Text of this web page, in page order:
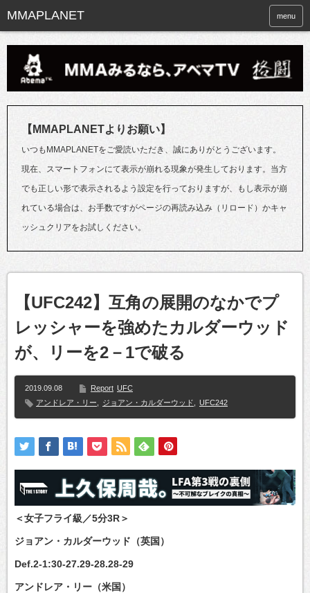
menu
【MMAPLANETよりお願い】
いつもMMAPLANETをご愛読いただき、誠にありがとうございます。
現在、スマートフォンにて表示が崩れる現象が発生しております。当方
でも正しい形で表示されるよう設定を行っておりますが、もし表示が崩
れている場合は、お手数ですがページの再読み込み（リロード）かキャ
ッシュクリアをお試しください。
【UFC242】互角の展開のなかでプ
レッシャーを強めたカルダーウッド
が、リーを2－1で破る
2019.09.08 Report UFC
アンドレア・リー
ジョアン・カルダーウッド UFC242
＜女子フライ級／5分3R＞
ジョアン・カルダーウッド（英国）
Def.2-1:30-27.29-28.28-29
アンドレア・リー（米国）